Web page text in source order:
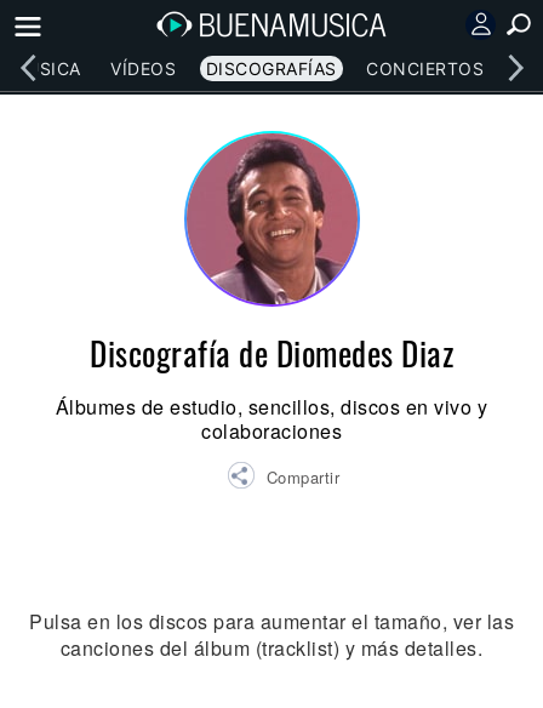
MÚSICA VÍDEOS DISCOGRAFÍAS CONCIERTOS
Discografía de Diomedes Diaz
Álbumes de estudio, sencillos, discos en vivo y
colaboraciones
Compartir
Pulsa en los discos para aumentar el tamaño, ver las
canciones del álbum (tracklist) y más detalles.